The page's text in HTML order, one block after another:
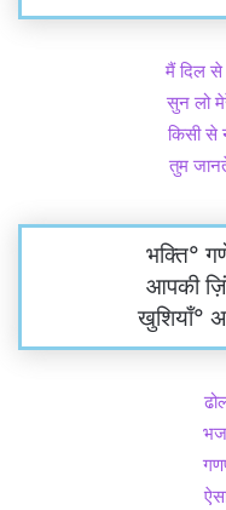
मैं दिल से
सुन लो
किसी से
तुम
भक्ति°
आपकी
खुशियाँ°